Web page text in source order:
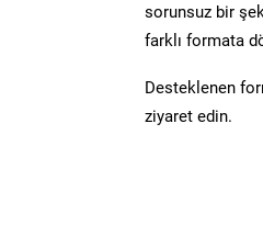
sorunsuz bir
farklı formata
Desteklenen
ziyaret edin.